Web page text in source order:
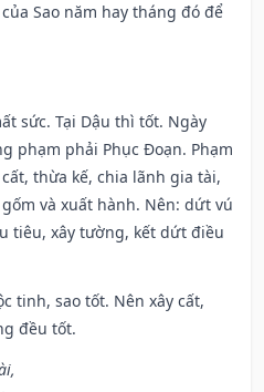
Sao năm hay tháng đó để
sức. Tại Dậu thì tốt. Ngày
phạm phải Phục Đoạn. Phạm
thừa kế, chia lãnh gia tài,
và xuất hành. Nên: dứt vú
tiêu, xây tường, kết dứt điều
tinh, sao tốt. Nên xây cất,
đều tốt.